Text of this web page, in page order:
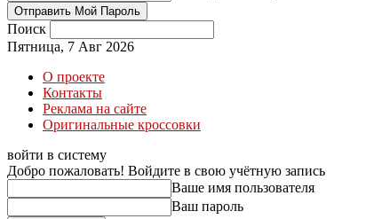
Поиск
Пятница, 7 Авг 2026
О проекте
Контакты
Реклама на сайте
Оригинальные кроссовки
войти в систему
Добро пожаловать! Войдите в свою учётную запись
Ваше имя пользователя
Ваш пароль